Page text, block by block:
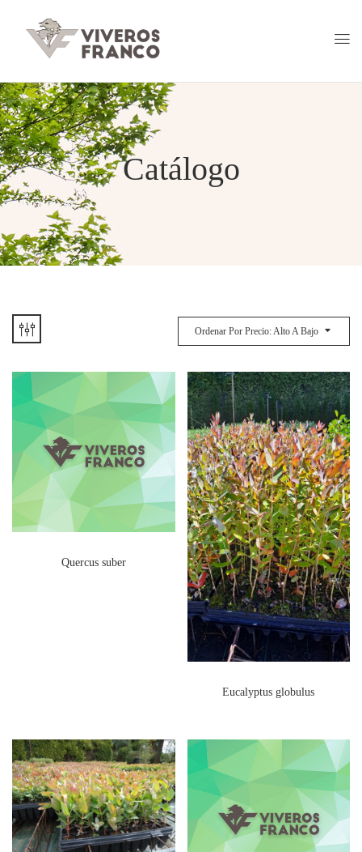
Catálogo
Ordenar Por Precio: Alto A Bajo
Quercus suber
Eucalyptus globulus